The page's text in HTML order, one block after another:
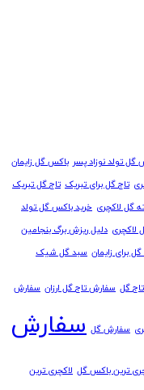
گل تولد نوزاد پسر باکس گل زایمان
تاج گل برای تبریک تاج گل تبریک
گل لاکچری خرید باکس گل تولد
لاکچری دلیل ریزش برگ بنجامین
برای زایمان سبد گل شیک
گل سفارش تاج گل ارزان سفارش
سفارش گل سفارش
ترین باکس گل لاکچری ترین